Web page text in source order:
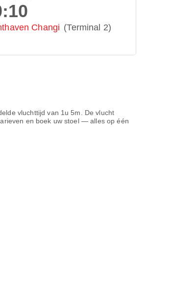
Changi (Terminal 2)
vluchttijd van 1u 5m
. De vlucht
en boek uw stoel — alles op één